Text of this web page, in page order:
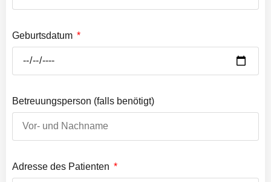
Geburtsdatum
Betreuungsperson (falls benötigt)
Adresse des Patienten